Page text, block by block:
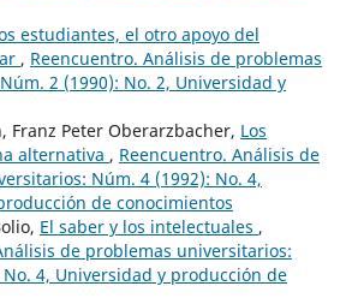
estudiantes, el otro apoyo del
, Reencuentro. Análisis de problemas
2 (1990): No. 2, Universidad y
Franz Peter Oberarzbacher, Los
alternativa , Reencuentro. Análisis de
Núm. 4 (1992): No. 4,
de conocimientos
El saber y los intelectuales ,
de problemas universitarios:
4, Universidad y producción de